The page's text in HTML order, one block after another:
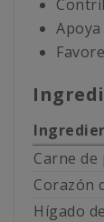
Carne de
Corazón
Hígado